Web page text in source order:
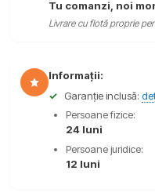
Tu comanzi, noi
Livrare cu flotă proprie
Informații:
✓
Garanție inclusă:
Persoane fizice:
24 luni
Persoane juridice:
12 luni